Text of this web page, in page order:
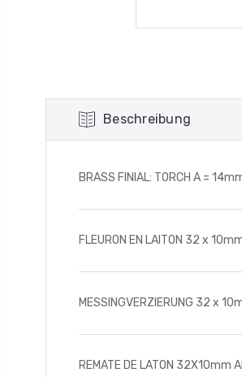
Beschreibung
BRASS FINIAL: TORCH A =
FLEURON EN LAITON 32 x
MESSINGVERZIERUNG 32 x
REMATE DE LATON